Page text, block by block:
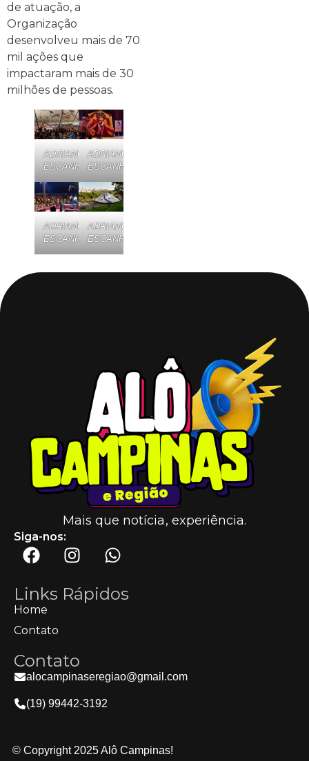
de atuação, a
Organização
desenvolveu mais de 70
mil ações que
impactaram mais de 30
milhões de pessoas.
ADRIANO
ESCANHUELAwww.escanhuela.com
ADRIANO
ESCANHUELAwww.escanhuela.com
ADRIANO
ESCANHUELAwww.escanhuela.com
ADRIANO
ESCANHUELAwww.escanhuela.com
Mais que notícia, experiência.
Siga-nos:
Links Rápidos
Home
Contato
Contato
alocampinaseregiao@gmail.com
(19) 99442-3192
© Copyright 2025 Alô Campinas!